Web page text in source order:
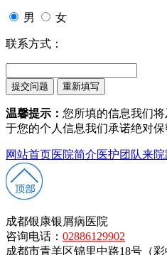
男 女
联系方式：
温馨提示： 您所填的信息我们
于您的个人信息我们承诺绝对保
网站首页医院简介医护团队来
成都银康银屑病医院
咨询电话： 02886129902
成都市青羊区锦里中路18号（